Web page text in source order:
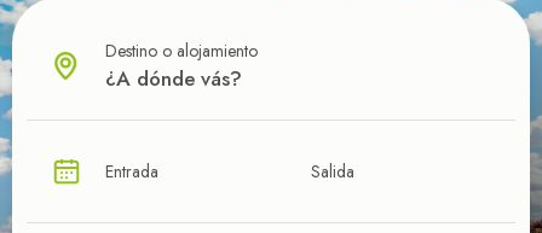
¿CUÁL VA A SER TU PRÓXIMO TROTE?
Destino o alojamiento
Entrada Salida